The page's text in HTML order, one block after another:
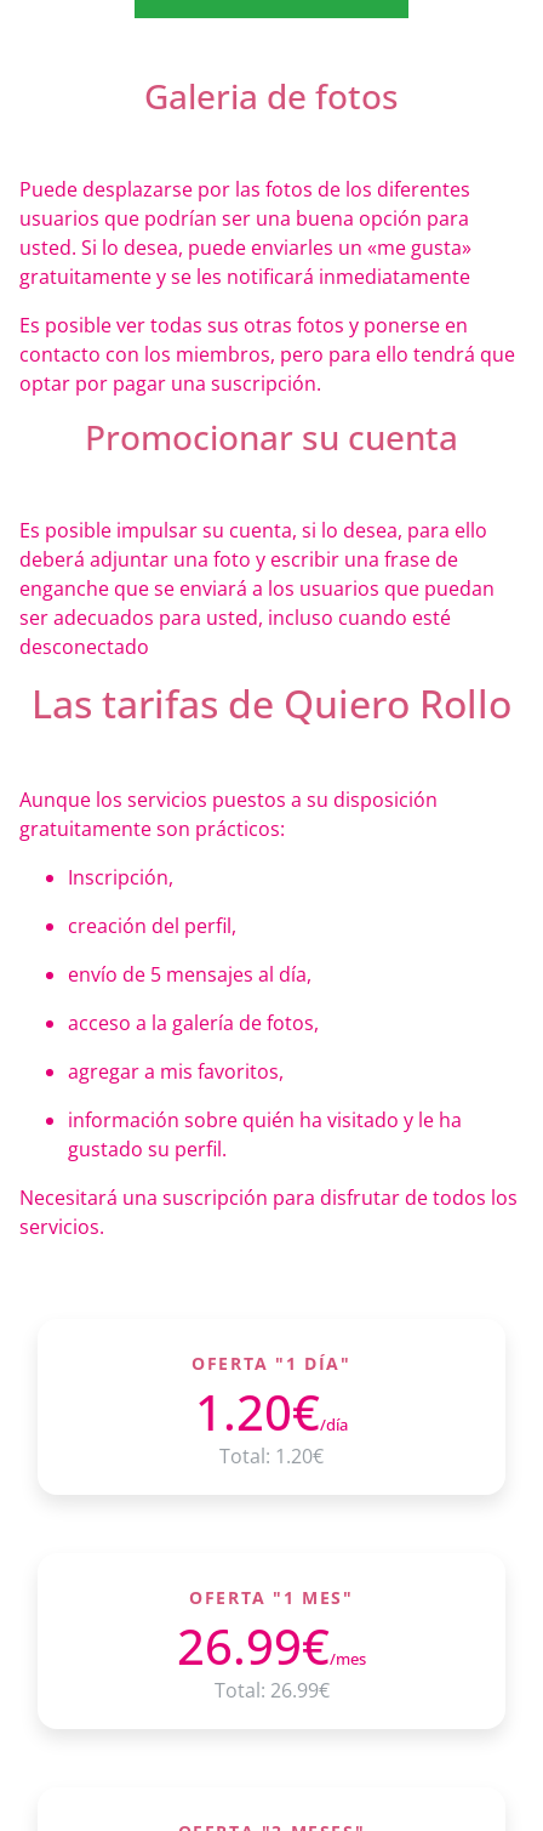
Galeria de fotos
Puede desplazarse por las fotos de los diferentes
usuarios que podrían ser una buena opción para
usted. Si lo desea, puede enviarles un «me gusta»
gratuitamente y se les notificará inmediatamente
Es posible ver todas sus otras fotos y ponerse en
contacto con los miembros, pero para ello tendrá que
optar por pagar una suscripción.
Promocionar su cuenta
Es posible impulsar su cuenta, si lo desea, para ello
deberá adjuntar una foto y escribir una frase de
enganche que se enviará a los usuarios que puedan
ser adecuados para usted, incluso cuando esté
desconectado
Las tarifas de Quiero Rollo
Aunque los servicios puestos a su disposición
gratuitamente son prácticos:
Inscripción,
creación del perfil,
envío de 5 mensajes al día,
acceso a la galería de fotos,
agregar a mis favoritos,
información sobre quién ha visitado y le ha
gustado su perfil.
Necesitará una suscripción para disfrutar de todos los
servicios.
OFERTA "1 DÍA"
1.20€/día
Total: 1.20€
OFERTA "1 MES"
26.99€/mes
Total: 26.99€